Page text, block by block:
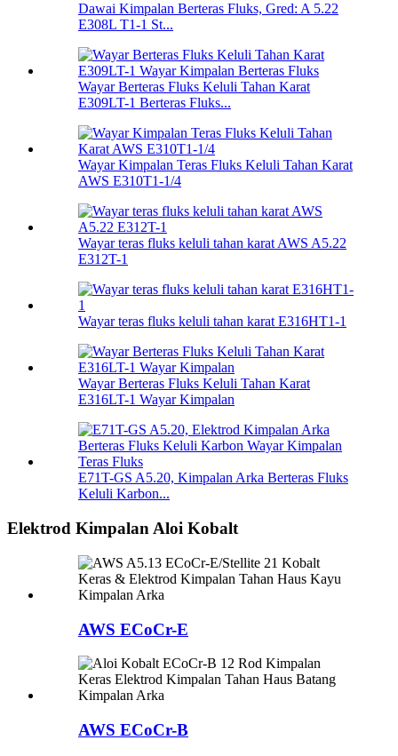
Dawai Kimpalan Berteras Fluks, Gred: A 5.22
E308L T1-1 St...
Wayar Berteras Fluks Keluli Tahan Karat
E309LT-1 Berteras Fluks...
Wayar Kimpalan Teras Fluks Keluli Tahan Karat
AWS E310T1-1/4
Wayar teras fluks keluli tahan karat AWS A5.22
E312T-1
Wayar teras fluks keluli tahan karat E316HT1-1
Wayar Berteras Fluks Keluli Tahan Karat
E316LT-1 Wayar Kimpalan
E71T-GS A5.20, Kimpalan Arka Berteras Fluks
Keluli Karbon...
Elektrod Kimpalan Aloi Kobalt
AWS ECoCr-E
AWS ECoCr-B